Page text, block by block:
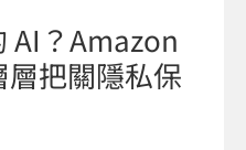
AI？Amazon
把關隱私保